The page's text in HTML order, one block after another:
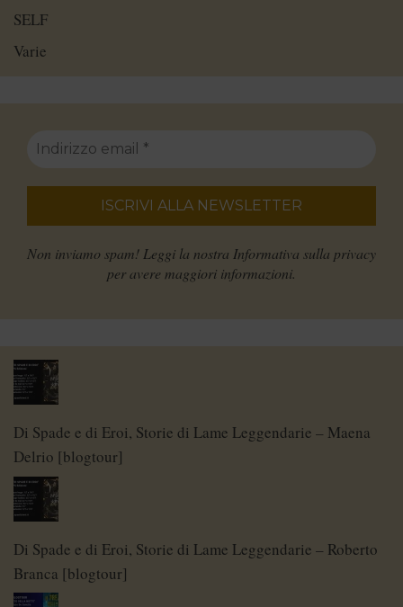
SELF
Varie
Non inviamo spam! Leggi la nostra Informativa sulla privacy
per avere maggiori informazioni.
Di Spade e di Eroi, Storie di Lame Leggendarie – Maena
Delrio [blogtour]
Di Spade e di Eroi, Storie di Lame Leggendarie – Roberto
Branca [blogtour]